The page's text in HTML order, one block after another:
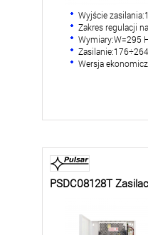
Wyjście
Zakres regulacji
Wymiary:W=295
Wersja
PSDC08128T